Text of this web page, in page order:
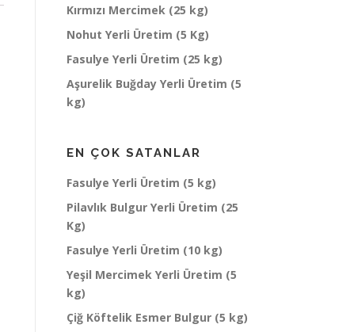
Kırmızı Mercimek (25 kg)
Nohut Yerli Üretim (5 Kg)
Fasulye Yerli Üretim (25 kg)
Aşurelik Buğday Yerli Üretim (5
kg)
EN ÇOK SATANLAR
Fasulye Yerli Üretim (5 kg)
Pilavlık Bulgur Yerli Üretim (25
Kg)
Fasulye Yerli Üretim (10 kg)
Yeşil Mercimek Yerli Üretim (5
kg)
Çiğ Köftelik Esmer Bulgur (5 kg)